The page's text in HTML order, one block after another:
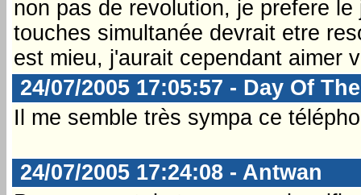
non pas de revolution, je prefere
touches simultanée devrait etre
est mieu, j'aurait cependant aimer
24/07/2005 17:05:57 - Day Of
Il me semble très sympa ce
24/07/2005 17:24:08 - Antwan